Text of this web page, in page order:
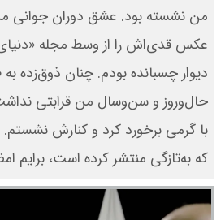
من نشسته بود. عشق دوران جوانی
عکس قدی‌اش را از وسط مجله
دیوار چسبانده بودم. چنان ذوق‌زده
حال‌وروز و سن‌وسال من قرابتی
با گرمی برخورد کرد و کنارش نشستم.
که به‌تازگی منتشر کرده است، برایم